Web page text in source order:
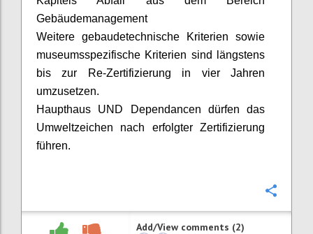
Gebäudemanagement
Weitere gebaudetechnische Kriterien sowie
museumsspezifische Kriterien sind längstens
bis zur Re-Zertifizierung in vier Jahren
umzusetzen.
Haupthaus UND Dependancen dürfen das
Umweltzeichen nach erfolgter Zertifizierung
führen.
Add/View comments (2)